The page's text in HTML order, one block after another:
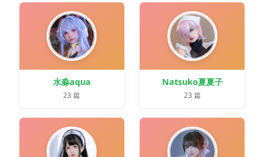
水淼aqua
23 篇
Natsuko夏夏子
23 篇